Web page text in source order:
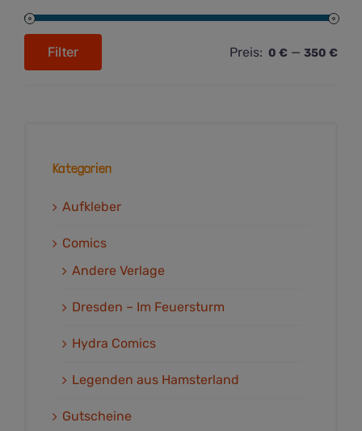
Max.
Filter Preis: 0 € — 350 €
Kategorien
Aufkleber
Comics
Andere Verlage
Dresden – Im Feuersturm
Hydra Comics
Legenden aus Hamsterland
Gutscheine